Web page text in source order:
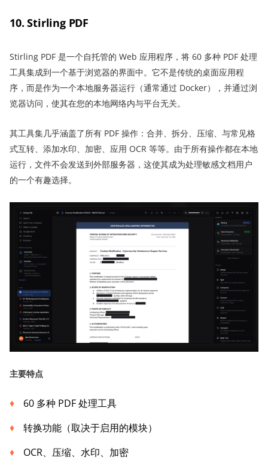
10. Stirling PDF
Stirling PDF 是一个自托管的 Web 应用程序，将 60 多种 PDF 处理
工具集成到一个基于浏览器的界面中。它不是传统的桌面应用程
序，而是作为一个本地服务器运行（通常通过 Docker），并通过浏
览器访问，使其在您的本地网络内与平台无关。
其工具集几乎涵盖了所有 PDF 操作：合并、拆分、压缩、与常见格
式互转、添加水印、加密、应用 OCR 等等。由于所有操作都在本地
运行，文件不会发送到外部服务器，这使其成为处理敏感文档用户
的一个有趣选择。
主要特点
60 多种 PDF 处理工具
转换功能（取决于启用的模块）
OCR、压缩、水印、加密